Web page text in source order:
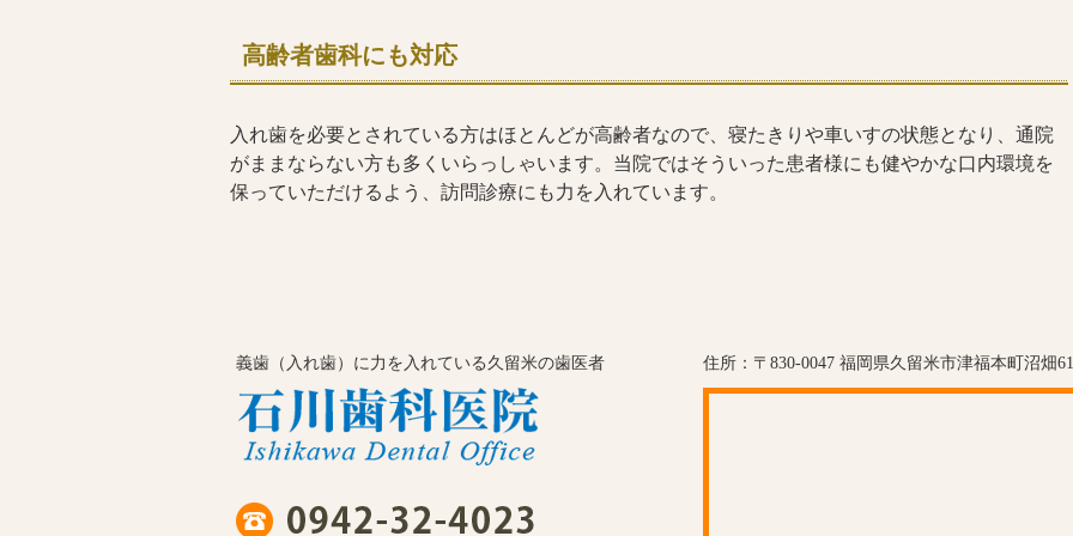
高齢者歯科にも対応
入れ歯を必要とされている方はほとんどが高齢者なので、寝たきりや車いすの状態となり、通院
がままならない方も多くいらっしゃいます。当院ではそういった患者様にも健やかな口内環境を
保っていただけるよう、訪問診療にも力を入れています。
義歯（入れ歯）に力を入れている久留米の歯医者 住所：〒830-0047 福岡県久留米市津福本町沼畑